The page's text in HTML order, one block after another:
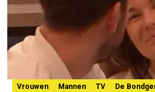
Vrouwen Mannen TV De